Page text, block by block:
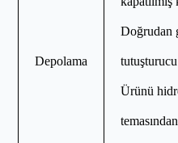
Depolama
Doğrudan
Ürünü